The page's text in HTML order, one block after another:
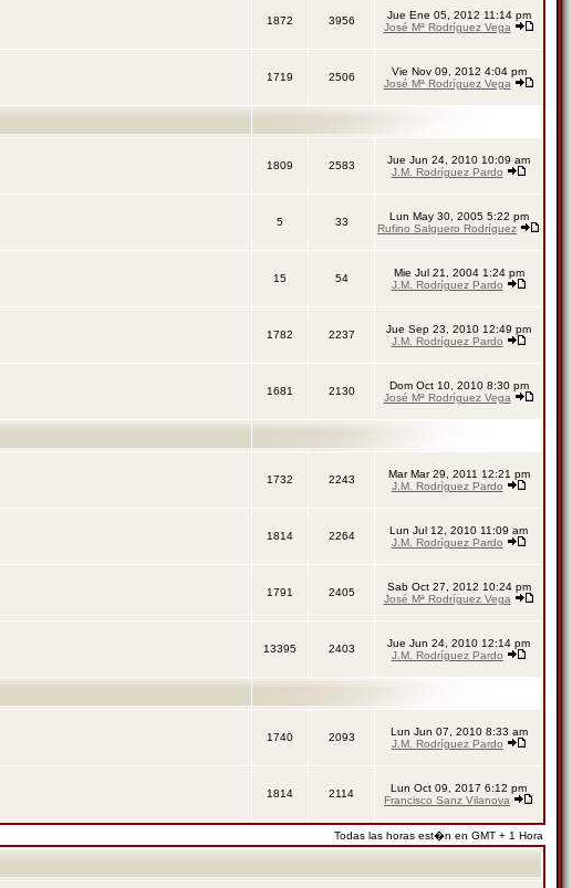
1872 3956
Jue Ene 05, 2012 11:14 pm
José Mª Rodríguez Vega
1719 2506
Vie Nov 09, 2012 4:04 pm
José Mª Rodríguez Vega
1809 2583
Jue Jun 24, 2010 10:09 am
J.M. Rodríguez Pardo
5 33
Lun May 30, 2005 5:22 pm
Rufino Salguero Rodríguez
15 54
Mie Jul 21, 2004 1:24 pm
J.M. Rodríguez Pardo
1782 2237
Jue Sep 23, 2010 12:49 pm
J.M. Rodríguez Pardo
1681 2130
Dom Oct 10, 2010 8:30 pm
José Mª Rodríguez Vega
1732 2243
Mar Mar 29, 2011 12:21 pm
J.M. Rodríguez Pardo
1814 2264
Lun Jul 12, 2010 11:09 am
J.M. Rodríguez Pardo
1791 2405
Sab Oct 27, 2012 10:24 pm
José Mª Rodríguez Vega
13395 2403
Jue Jun 24, 2010 12:14 pm
J.M. Rodríguez Pardo
1740 2093
Lun Jun 07, 2010 8:33 am
J.M. Rodríguez Pardo
1814 2114
Lun Oct 09, 2017 6:12 pm
Francisco Sanz Vilanova
Todas las horas est�n en GMT + 1 Hora